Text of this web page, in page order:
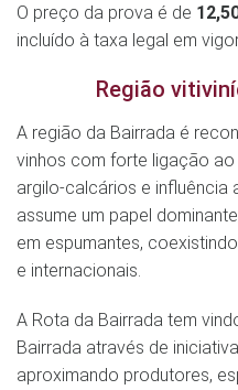
O preço da prova é de
incluído à taxa legal em
Região
A região da Bairrada é
vinhos com forte ligação
argilo-calcários e influência
assume um papel
em espumantes,
e internacionais.
A Rota da Bairrada tem
Bairrada através de
aproximando produtores,